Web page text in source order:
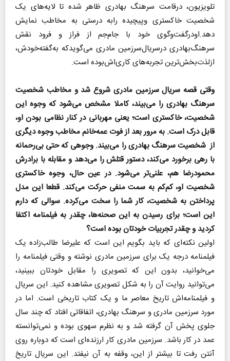
تلویزیون، درقامت سرهنگ بهادری ظاهر شده تا لایه‌های یک
شخصیت خاکستری وپیچیده رابه درستی به مخاطب نمایش
دهد.اودرگفت‌وگوی خود با جام‌جم از فراز و فرود نقش
سرهنگ‌بهادری درسریال‌سرزمین مادری می‌گویدکه به‌گفته‌خودش،
ازلذت‌بخش‌ترین تجربه‌های کاری‌اش‌بوده است.
وقتی قصه سریال سرزمین مادری شروع شد و مخاطب شخصیت
سرهنگ بهادری را می‌بیند، کاملا مشخص می‌شود که وجوه این
شخصیت، خاکستری است؛ یعنی مهربانی در کنار نظامی بودن او،
قابل درک است. به مرور بعد از فوت عمه‌خانم مخاطب وجوه دیگری
از شخصیت سرهنگ بهادری را می‌بیند. وجوهی که حتی بی‌رحمانه
با رهی برخورد می‌کند، دستور قتلش را می‌دهد و مقابله‌ با برادرش
محمودرضا هم، علنی‌تر می‌شود. در عین حال، وجوه خاکستری
شخصیت او، کم‌کم به سمت منفی حرکت می‌کند. قطعا این مدل
پرداختن به شخصیت، کار شما را سخت می‌کرده. سوالی که دارم
این است؛ برای رسیدن به این صحنه‌ها، چقدر به فیلمنامه اکتفا
کردید و چقدر تجربیات خودتان بوده است؟
اولین نکته‌ای که باید بگویم این است که علیرضا طالب‌زاده یک
فیلمنامه درجه یک برای سرزمین مادری نوشته و وقتی فیلمنامه را
می‌خوانید، بدون این که تصویری را مقابل خودتان ببینید،
می‌توانید روایت آن را به شکل تصویری مشاهده کنید. این سریال
و فیلمنامه‌اش تاریخ معاصر ما و یک کتاب تاریخی است. اما در
مورد سرزمین مادری و سرهنگ بهادری، اتفاقاتی افتاد که چند سال
جلوی پخش آن گرفته شد و به نظرم سهوی بوده و نمی‌توانسته
عمد در کار باشد. سرزمین مادری کار ارزنده‌ای است که دوباره روی
آنتن رفت تا بیشتر از این، وقفه به آن نیفتد. این سریال تاریخ